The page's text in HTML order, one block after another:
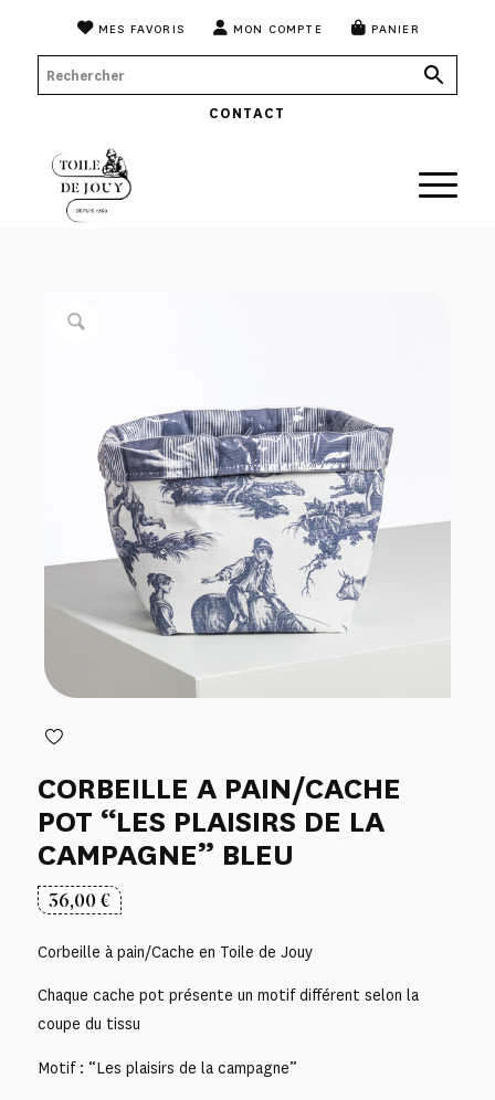
MES FAVORIS MON COMPTE PANIER
CONTACT
CORBEILLE A PAIN/CACHE
POT “LES PLAISIRS DE LA
CAMPAGNE” BLEU
36,00€
Corbeille à pain/Cache en Toile de Jouy
Chaque cache pot présente un motif différent selon la
coupe du tissu
Motif : “Les plaisirs de la campagne”